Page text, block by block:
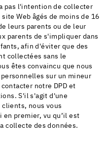
pas l'intention de collecter
Web âgés de moins de 16
leurs parents ou de leur
parents de s'impliquer dans
afin d'éviter que des
collectées sans le
êtes convaincu que nous
sur un mineur
notre DPD et
S'il s'agit d'une
clients, nous vous
premier, vu qu’il est
collecte des données.